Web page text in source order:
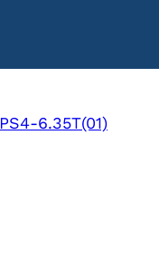
PS4-6.35T(01)